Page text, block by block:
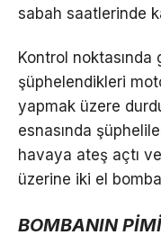
sabah saatlerinde
Kontrol
şüphelendikleri
yapmak üzere
esnasında
havaya ateş açtı
üzerine iki el
BOMBANIN